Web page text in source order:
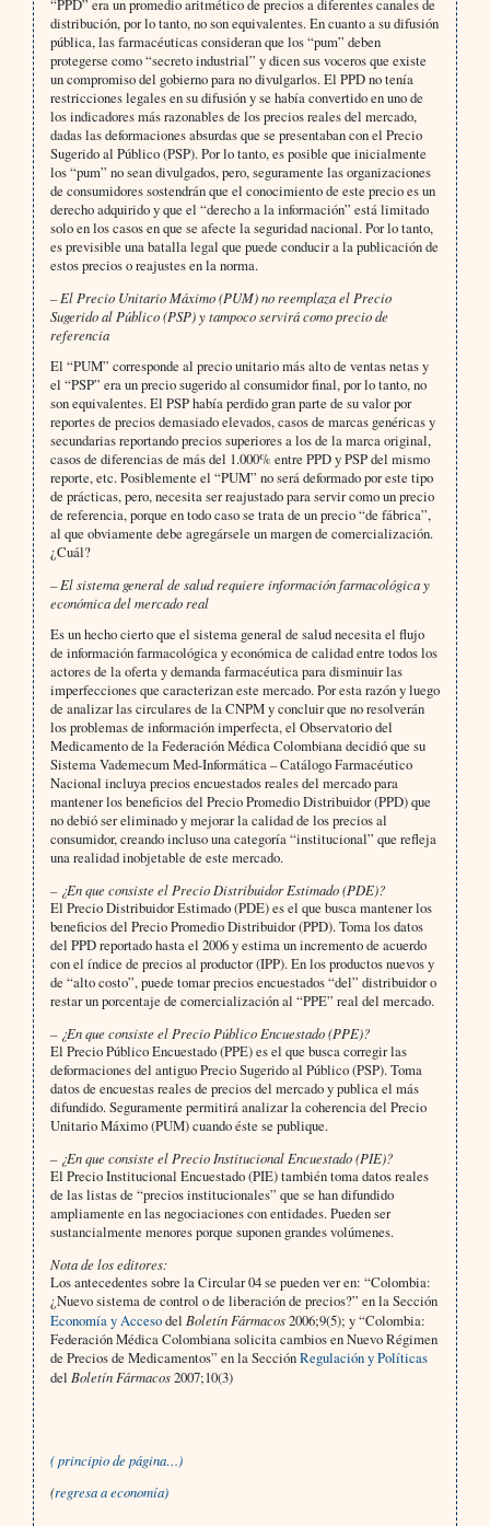
“PPD” era un promedio aritmético de precios a diferentes canales de
distribución, por lo tanto, no son equivalentes. En cuanto a su difusión
pública, las farmacéuticas consideran que los “pum” deben
protegerse como “secreto industrial” y dicen sus voceros que existe
un compromiso del gobierno para no divulgarlos. El PPD no tenía
restricciones legales en su difusión y se había convertido en uno de
los indicadores más razonables de los precios reales del mercado,
dadas las deformaciones absurdas que se presentaban con el Precio
Sugerido al Público (PSP). Por lo tanto, es posible que inicialmente
los “pum” no sean divulgados, pero, seguramente las organizaciones
de consumidores sostendrán que el conocimiento de este precio es un
derecho adquirido y que el “derecho a la información” está limitado
solo en los casos en que se afecte la seguridad nacional. Por lo tanto,
es previsible una batalla legal que puede conducir a la publicación de
estos precios o reajustes en la norma.
– El Precio Unitario Máximo (PUM) no reemplaza el Precio
Sugerido al Público (PSP) y tampoco servirá como precio de
referencia
El “PUM” corresponde al precio unitario más alto de ventas netas y
el “PSP” era un precio sugerido al consumidor final, por lo tanto, no
son equivalentes. El PSP había perdido gran parte de su valor por
reportes de precios demasiado elevados, casos de marcas genéricas y
secundarias reportando precios superiores a los de la marca original,
casos de diferencias de más del 1.000% entre PPD y PSP del mismo
reporte, etc. Posiblemente el “PUM” no será deformado por este tipo
de prácticas, pero, necesita ser reajustado para servir como un precio
de referencia, porque en todo caso se trata de un precio “de fábrica”,
al que obviamente debe agregársele un margen de comercialización.
¿Cuál?
– El sistema general de salud requiere información farmacológica y
económica del mercado real
Es un hecho cierto que el sistema general de salud necesita el flujo
de información farmacológica y económica de calidad entre todos los
actores de la oferta y demanda farmacéutica para disminuir las
imperfecciones que caracterizan este mercado. Por esta razón y luego
de analizar las circulares de la CNPM y concluir que no resolverán
los problemas de información imperfecta, el Observatorio del
Medicamento de la Federación Médica Colombiana decidió que su
Sistema Vademecum Med-Informática – Catálogo Farmacéutico
Nacional incluya precios encuestados reales del mercado para
mantener los beneficios del Precio Promedio Distribuidor (PPD) que
no debió ser eliminado y mejorar la calidad de los precios al
consumidor, creando incluso una categoría “institucional” que refleja
una realidad inobjetable de este mercado.
– ¿En que consiste el Precio Distribuidor Estimado (PDE)?
El Precio Distribuidor Estimado (PDE) es el que busca mantener los
beneficios del Precio Promedio Distribuidor (PPD). Toma los datos
del PPD reportado hasta el 2006 y estima un incremento de acuerdo
con el índice de precios al productor (IPP). En los productos nuevos y
de “alto costo”, puede tomar precios encuestados “del” distribuidor o
restar un porcentaje de comercialización al “PPE” real del mercado.
– ¿En que consiste el Precio Público Encuestado (PPE)?
El Precio Público Encuestado (PPE) es el que busca corregir las
deformaciones del antiguo Precio Sugerido al Público (PSP). Toma
datos de encuestas reales de precios del mercado y publica el más
difundido. Seguramente permitirá analizar la coherencia del Precio
Unitario Máximo (PUM) cuando éste se publique.
– ¿En que consiste el Precio Institucional Encuestado (PIE)?
El Precio Institucional Encuestado (PIE) también toma datos reales
de las listas de “precios institucionales” que se han difundido
ampliamente en las negociaciones con entidades. Pueden ser
sustancialmente menores porque suponen grandes volúmenes.
Nota de los editores:
Los antecedentes sobre la Circular 04 se pueden ver en: “Colombia:
¿Nuevo sistema de control o de liberación de precios?” en la Sección
Economía y Accesodel Boletín Fármacos2006;9(5); y “Colombia:
Federación Médica Colombiana solicita cambios en Nuevo Régimen
de Precios de Medicamentos” en la SecciónRegulación y Políticas
del Boletín Fármacos2007;10(3)
( principio de página…)
(regresa a economía)